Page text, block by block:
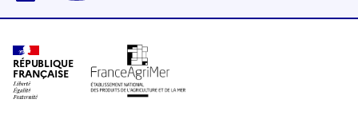
RÉPUBLIQUE
FRANÇAISE